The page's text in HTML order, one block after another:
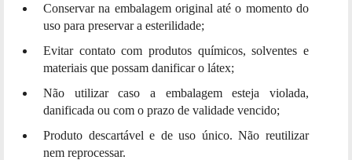
Conservar na embalagem original até o momento do
uso para preservar a esterilidade;
Evitar contato com produtos químicos, solventes e
materiais que possam danificar o látex;
Não utilizar caso a embalagem esteja violada,
danificada ou com o prazo de validade vencido;
Produto descartável e de uso único. Não reutilizar
nem reprocessar.